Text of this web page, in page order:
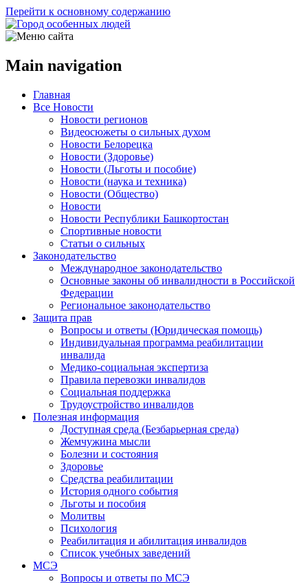
Перейти к основному содержанию
Main navigation
Главная
Все Новости
Новости регионов
Видеосюжеты о сильных духом
Новости Белорецка
Новости (Здоровье)
Новости (Льготы и пособие)
Новости (наука и техника)
Новости (Общество)
Новости
Новости Республики Башкортостан
Спортивные новости
Статьи о сильных
Законодательство
Международное законодательство
Основные законы об инвалидности в Российской
Федерации
Региональное законодательство
Защита прав
Вопросы и ответы (Юридическая помощь)
Индивидуальная программа реабилитации
инвалида
Медико-социальная экспертиза
Правила перевозки инвалидов
Социальная поддержка
Трудоустройство инвалидов
Полезная информация
Доступная среда (Безбарьерная среда)
Жемчужина мысли
Болезни и состояния
Здоровье
Средства реабилитации
История одного события
Льготы и пособия
Молитвы
Психология
Реабилитация и абилитация инвалидов
Список учебных заведений
МСЭ
Вопросы и ответы по МСЭ